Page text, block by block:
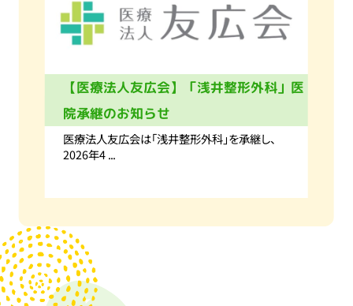
【医療法人友広会】「浅井整形外科」医
院承継のお知らせ
医療法人友広会は「浅井整形外科」を承継し、
2026年4 ...